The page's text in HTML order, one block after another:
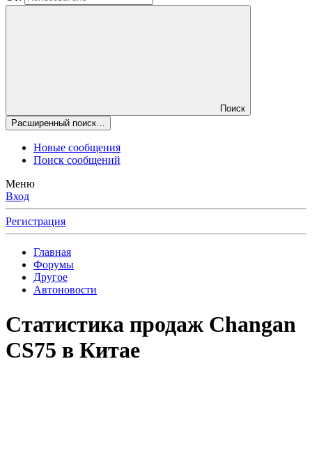
Поиск
Расширенный поиск…
Новые сообщения
Поиск сообщений
Меню
Вход
Регистрация
Главная
Форумы
Другое
Автоновости
Статистика продаж Changan
CS75 в Китае